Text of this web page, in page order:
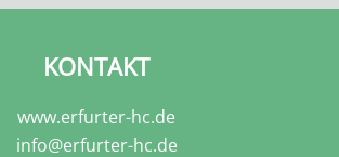
KONTAKT
www.erfurter-hc.de
info@erfurter-hc.de